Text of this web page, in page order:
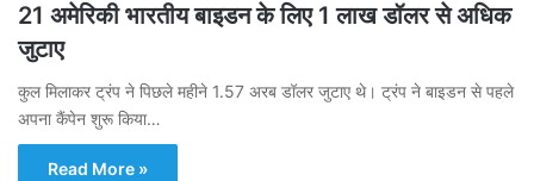
21 अमेरिकी भारतीय बाइडन के लिए 1 लाख डॉलर से अधिक
जुटाए
कुल मिलाकर ट्रंप ने पिछले महीने 1.57 अरब डॉलर जुटाए थे। ट्रंप ने बाइडन से पहले
अपना कैंपेन शुरू किया…
Read More »